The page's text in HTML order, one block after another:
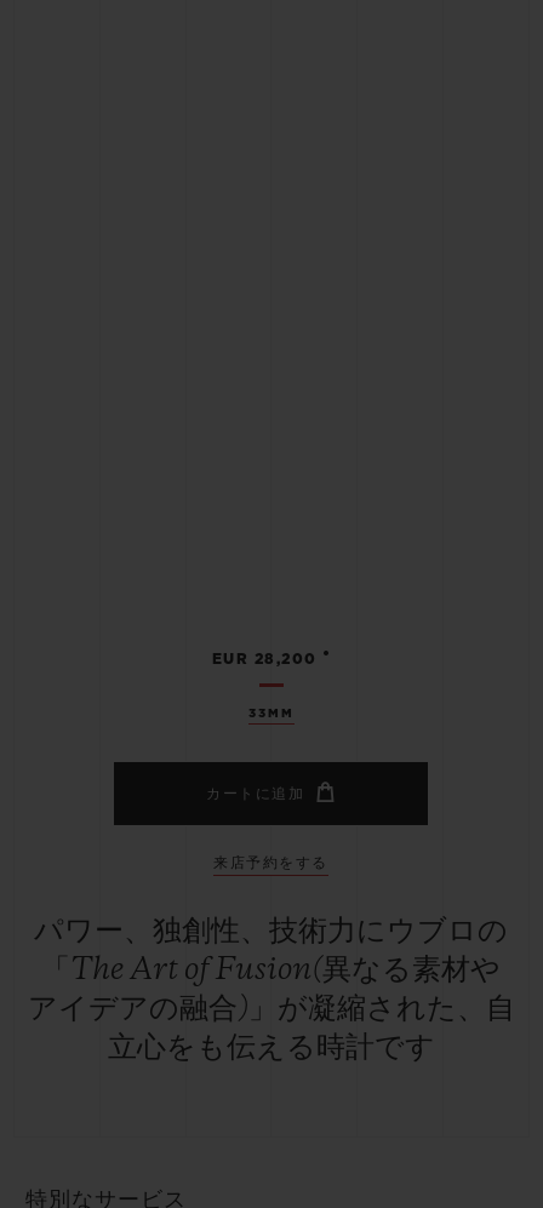
33MM
EUR 28,200 •
カートに追加
来店予約をする
パワー、独創性、技術力にウブロの
「The Art of Fusion(異なる素材や
アイデアの融合)」が凝縮された、自
立心をも伝える時計です
特別なサービス